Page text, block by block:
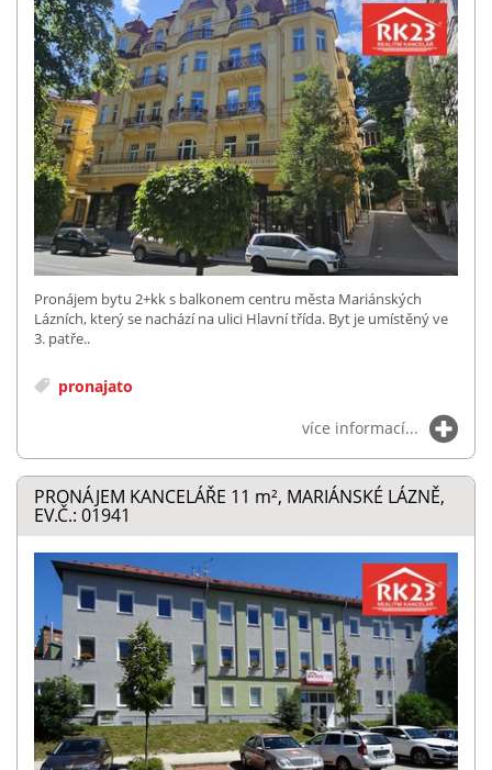
Pronájem bytu 2+kk s balkonem centru města Mariánských
Lázních, který se nachází na ulici Hlavní třída. Byt je umístěný ve
3. patře..
pronajato
více informací...
PRONÁJEM KANCELÁŘE 11 m², MARIÁNSKÉ LÁZNĚ,
EV.Č.: 01941